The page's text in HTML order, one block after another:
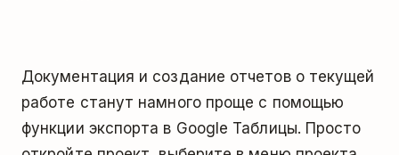
Документация и создание отчетов о текущей
работе станут намного проще с помощью
функции экспорта в Google Таблицы. Просто